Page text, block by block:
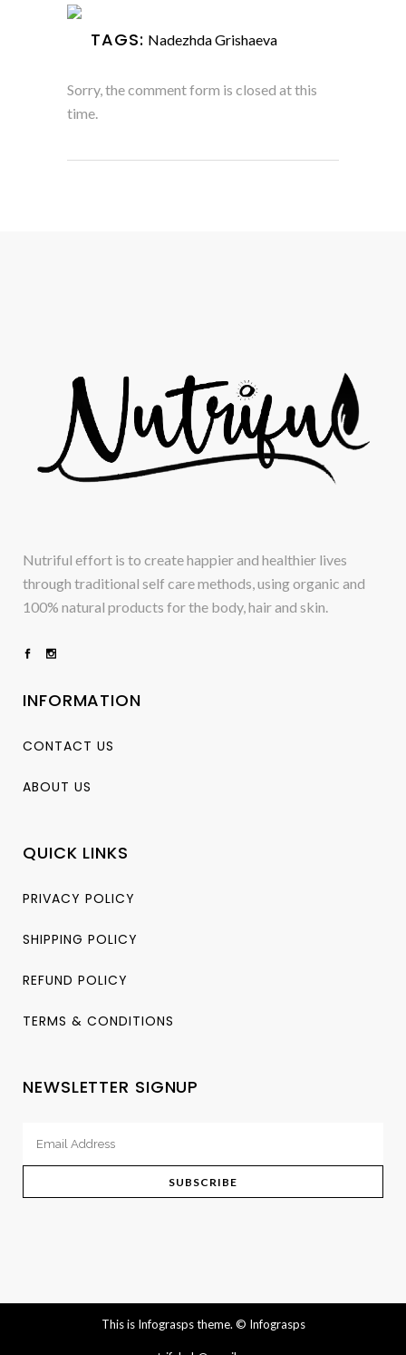
TAGS: Nadezhda Grishaeva
Sorry, the comment form is closed at this
time.
Nutriful effort is to create happier and healthier lives
through traditional self care methods, using organic and
100% natural products for the body, hair and skin.
INFORMATION
CONTACT US
ABOUT US
QUICK LINKS
PRIVACY POLICY
SHIPPING POLICY
REFUND POLICY
TERMS & CONDITIONS
NEWSLETTER SIGNUP
This is Infograsps theme. © Infograsps